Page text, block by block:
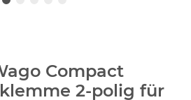
Compact
2-polig für